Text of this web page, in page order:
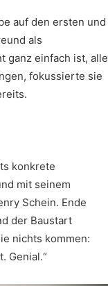
auf den ersten und
als
ganz einfach ist, alle
fokussierte sie
konkrete
mit seinem
Schein. Ende
der Baustart
nichts kommen:
Genial.“